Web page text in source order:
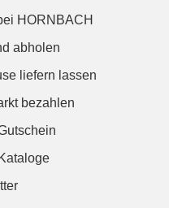
HORNBACH
abholen
liefern lassen
bezahlen